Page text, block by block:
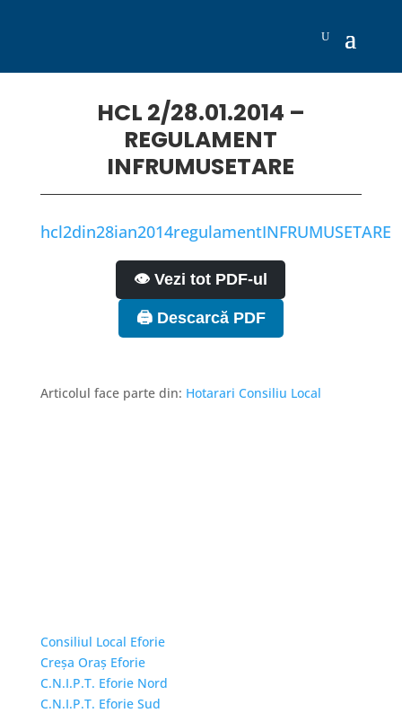
HCL 2/28.01.2014 –
REGULAMENT
INFRUMUSETARE
hcl2din28ian2014regulamentINFRUMUSETARE
👁️ Vezi tot PDF-ul
🖨️ Descarcă PDF
Articolul face parte din: Hotarari Consiliu Local
Consiliul Local Eforie
Creșa Oraș Eforie
C.N.I.P.T. Eforie Nord
C.N.I.P.T. Eforie Sud